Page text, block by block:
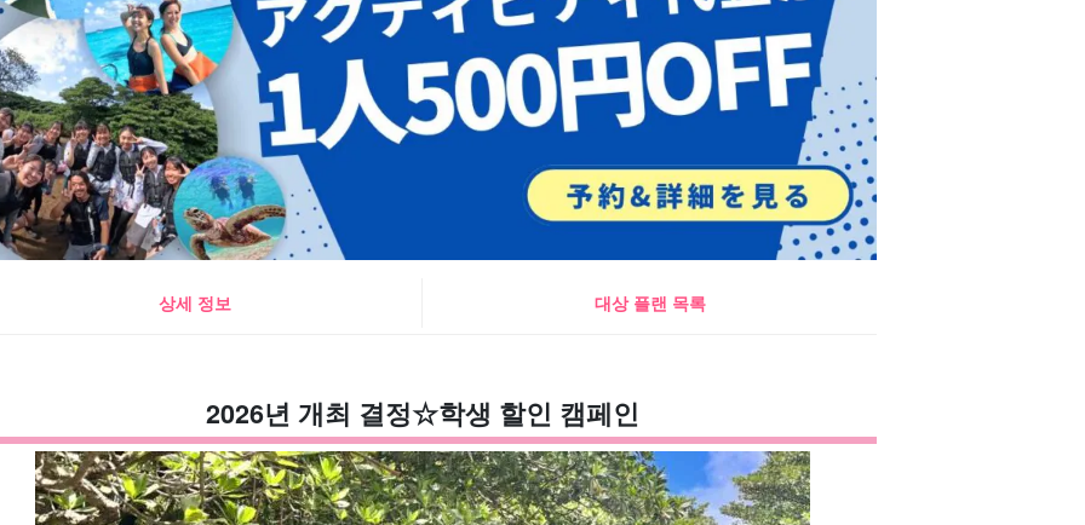
상세 정보 대상 플랜 목록
2026년 개최 결정☆학생 할인 캠페인